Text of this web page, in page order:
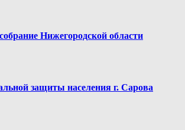
Нижегородской области
защиты населения г. Сарова